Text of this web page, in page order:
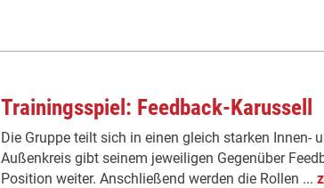
Trainingsspiel: Feedback-Karussell
Die Gruppe teilt sich in einen gleich starken Innen-
Außenkreis gibt seinem jeweiligen Gegenüber
Position weiter. Anschließend werden die Rollen ...